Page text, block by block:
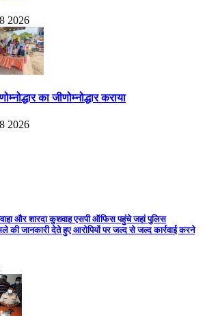
2026
का जीणोम्नोद्धार कराया
2026
और शारदा कुशवाह एसपी ऑफिस पहुंचे जहां पुलिस
की जानकारी देते हुए आरोपियों पर जल्द से जल्द कार्रवाई करने